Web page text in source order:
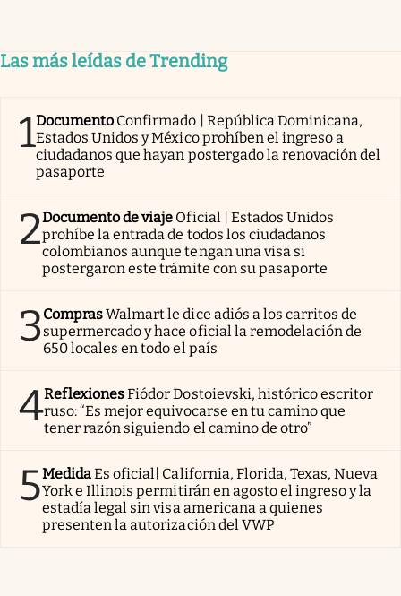
Las más leídas de Trending
1Documento Confirmado | República Dominicana,
Estados Unidos y México prohíben el ingreso a
ciudadanos que hayan postergado la renovación del
pasaporte
2Documento de viaje Oficial | Estados Unidos
prohíbe la entrada de todos los ciudadanos
colombianos aunque tengan una visa si
postergaron este trámite con su pasaporte
3ComprasWalmart le dice adiós a los carritos de
supermercado y hace oficial la remodelación de
650 locales en todo el país
4ReflexionesFiódor Dostoievski, histórico escritor
ruso: “Es mejor equivocarse en tu camino que
tener razón siguiendo el camino de otro”
5MedidaEs oficial| California, Florida, Texas, Nueva
York e Illinois permitirán en agosto el ingreso y la
estadía legal sin visa americana a quienes
presenten la autorización del VWP